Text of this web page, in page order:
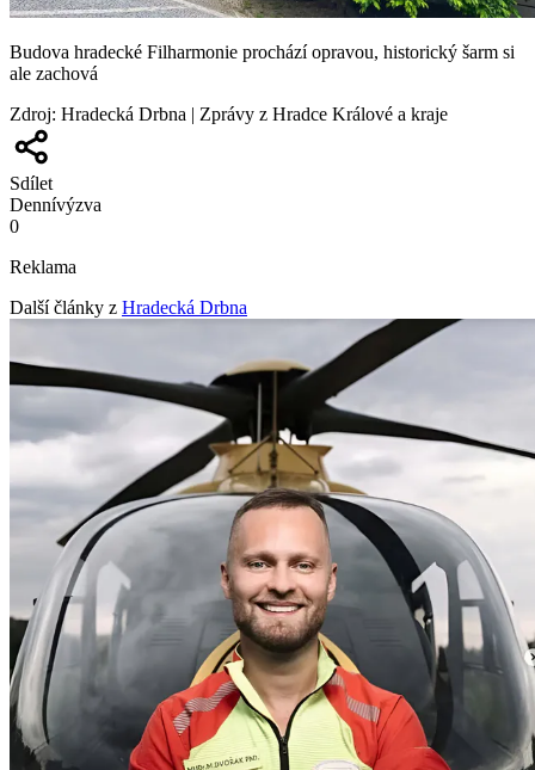
Budova hradecké Filharmonie prochází opravou, historický šarm si
ale zachová
Zdroj: Hradecká Drbna | Zprávy z Hradce Králové a kraje
Sdílet
Dennívýzva
0
Reklama
Další články z Hradecká Drbna